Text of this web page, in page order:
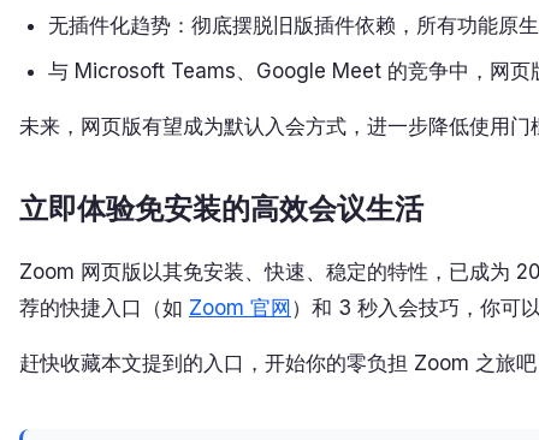
无插件化趋势：彻底摆脱旧版插件依赖，所有功能原
与 Microsoft Teams、Google Meet 的竞争中，网页
未来，网页版有望成为默认入会方式，进一步降低使用门
立即体验免安装的高效会议生活
Zoom 网页版以其免安装、快速、稳定的特性，已成为
荐的快捷入口（如 Zoom 官网 ）和 3 秒入会技巧，你可
赶快收藏本文提到的入口，开始你的零负担 Zoom 之旅